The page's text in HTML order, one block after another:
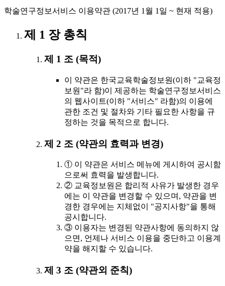
학술연구정보서비스 이용약관 (2017년 1월 1일 ~ 현재 적용)
제 1 장 총칙
제 1 조 (목적)
이 약관은 한국교육학술정보원(이하 "교육정
보원"라 함)이 제공하는 학술연구정보서비스
의 웹사이트(이하 "서비스" 라함)의 이용에
관한 조건 및 절차와 기타 필요한 사항을 규
정하는 것을 목적으로 합니다.
제 2 조 (약관의 효력과 변경)
① 이 약관은 서비스 메뉴에 게시하여 공시함
으로써 효력을 발생합니다.
② 교육정보원은 합리적 사유가 발생한 경우
에는 이 약관을 변경할 수 있으며, 약관을 변
경한 경우에는 지체없이 "공지사항"을 통해
공시합니다.
③ 이용자는 변경된 약관사항에 동의하지 않
으면, 언제나 서비스 이용을 중단하고 이용계
약을 해지할 수 있습니다.
제 3 조 (약관외 준칙)